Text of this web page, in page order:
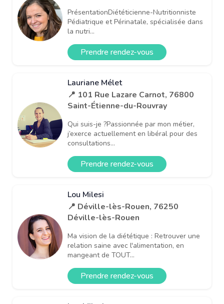
PrésentationDiététicienne-Nutritionniste
Pédiatrique et Périnatale, spécialisée dans
la nutri...
Prendre rendez-vous
Lauriane Mélet
📍 101 Rue Lazare Carnot, 76800
Saint-Étienne-du-Rouvray
Qui suis-je ?Passionnée par mon métier,
j’exerce actuellement en libéral pour des
consultations...
Prendre rendez-vous
Lou Milesi
📍 Déville-lès-Rouen, 76250
Déville-lès-Rouen
Ma vision de la diététique : Retrouver une
relation saine avec l'alimentation, en
mangeant de TOUT...
Prendre rendez-vous